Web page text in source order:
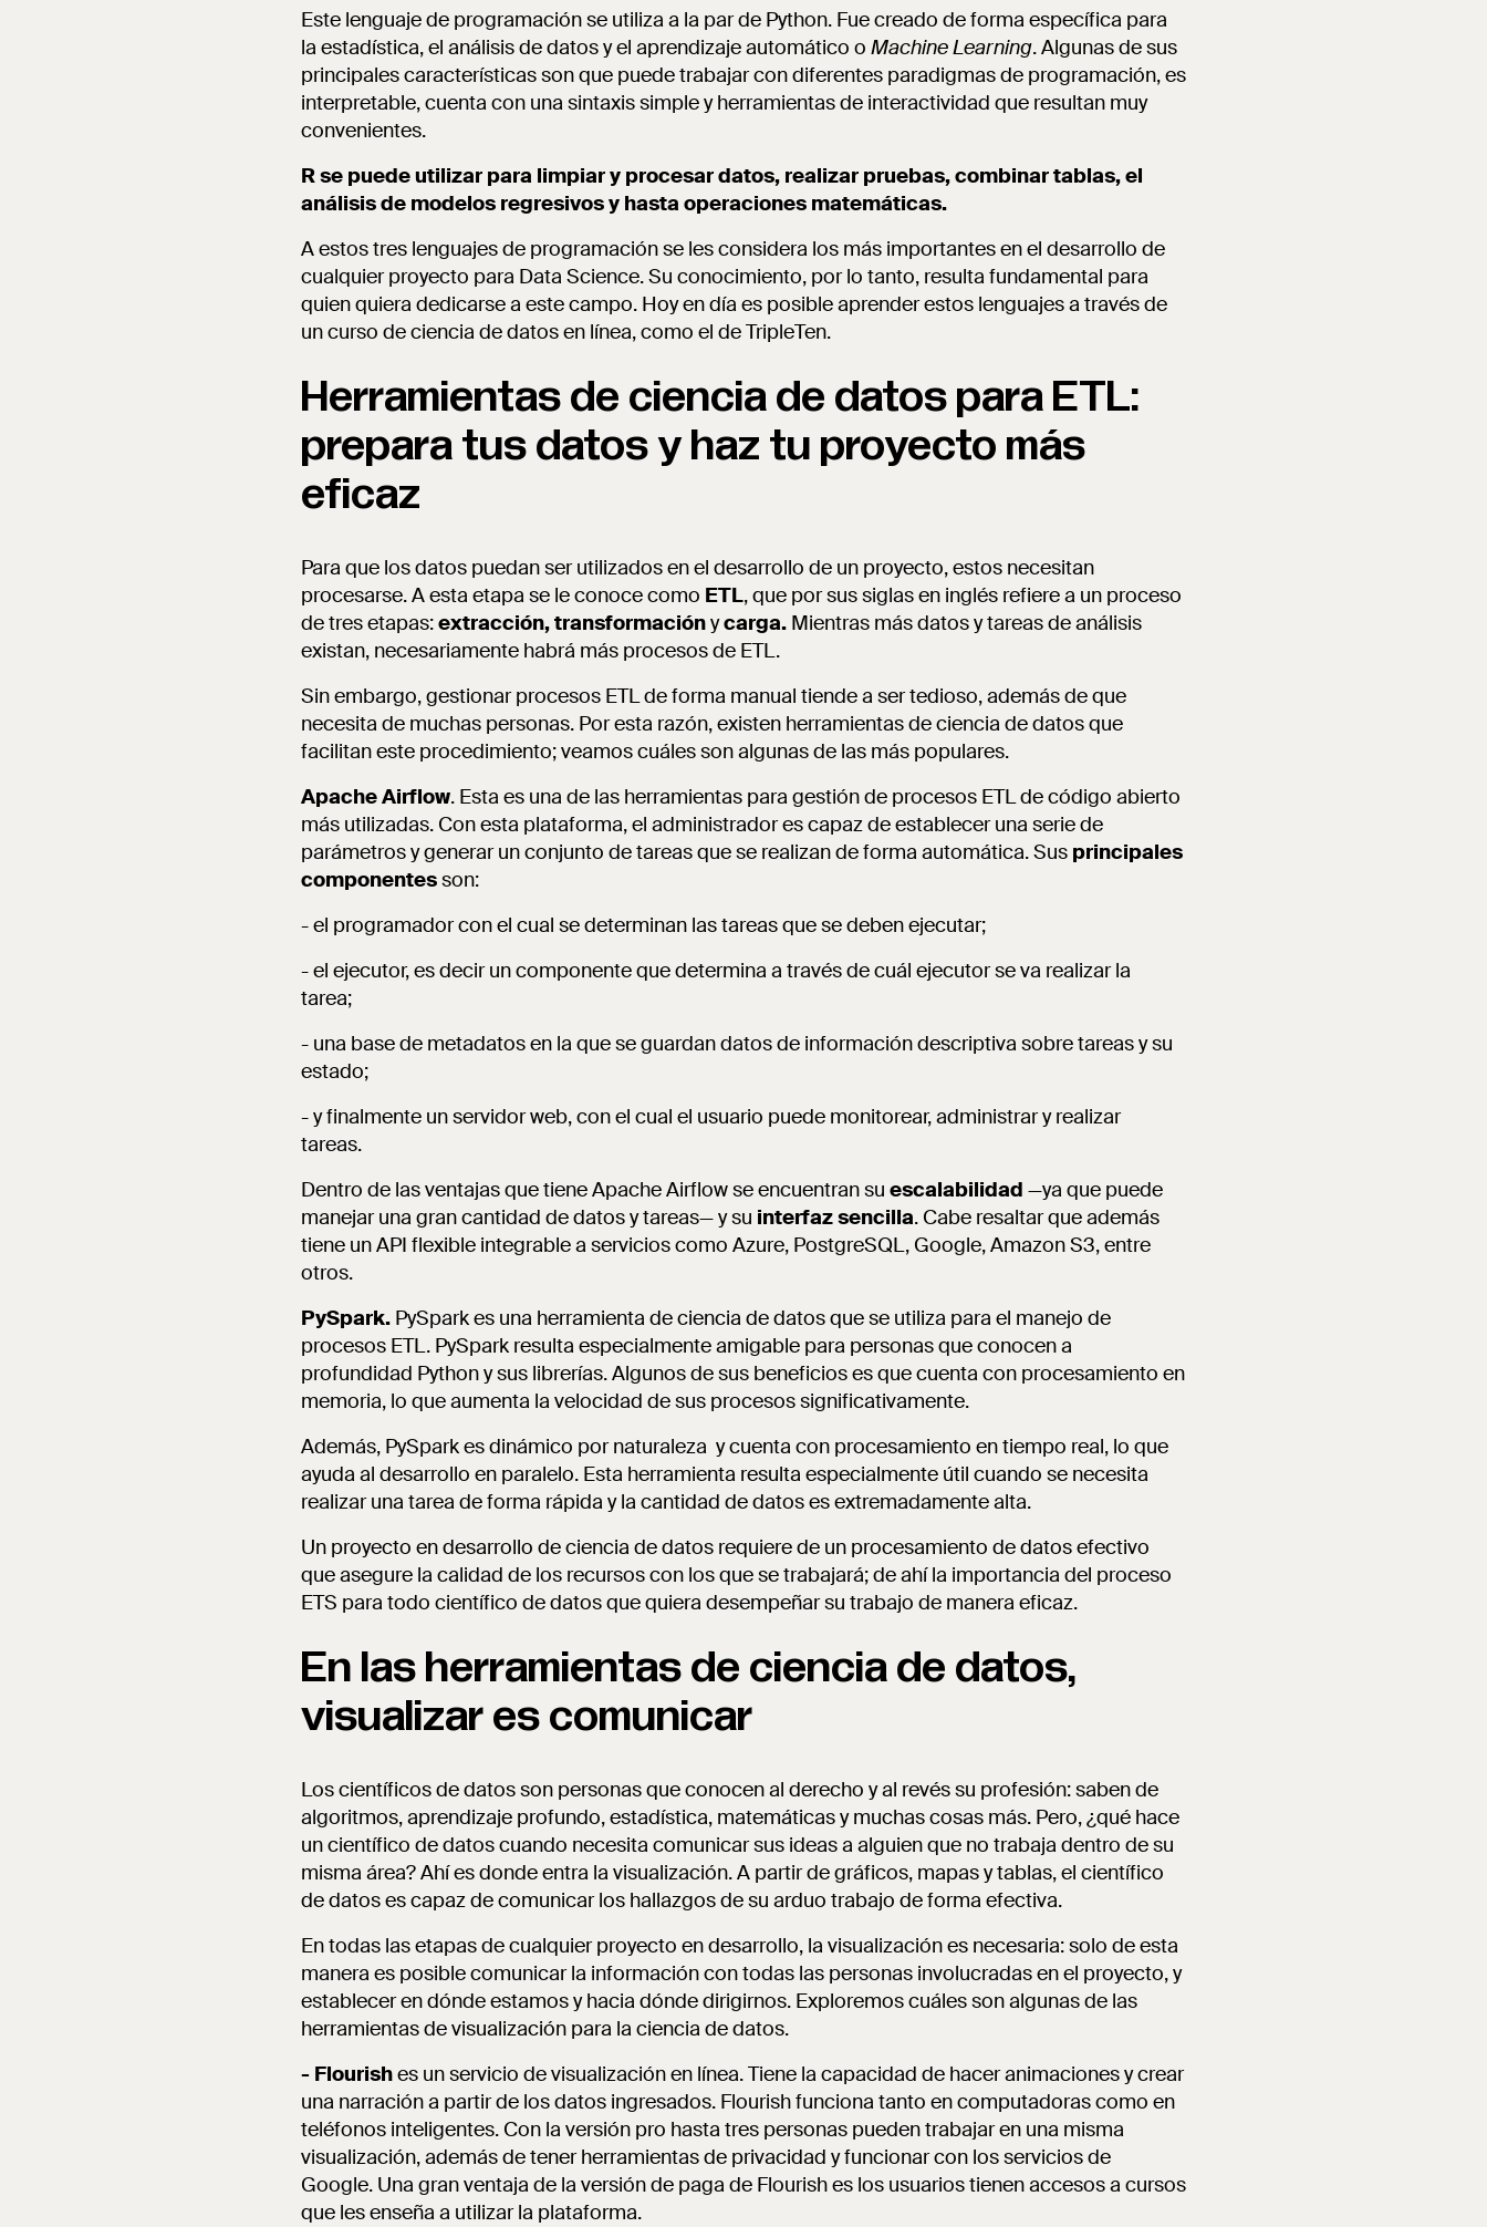
Este lenguaje de programación se utiliza a la par de Python. Fue creado de forma específica para
la estadística, el análisis de datos y el aprendizaje automático o Machine Learning. Algunas de sus
principales características son que puede trabajar con diferentes paradigmas de programación, es
interpretable, cuenta con una sintaxis simple y herramientas de interactividad que resultan muy
convenientes.
R se puede utilizar para limpiar y procesar datos, realizar pruebas, combinar tablas, el
análisis de modelos regresivos y hasta operaciones matemáticas.
A estos tres lenguajes de programación se les considera los más importantes en el desarrollo de
cualquier proyecto para Data Science. Su conocimiento, por lo tanto, resulta fundamental para
quien quiera dedicarse a este campo. Hoy en día es posible aprender estos lenguajes a través de
un curso de ciencia de datos en línea, como el de TripleTen.
Herramientas de ciencia de datos para ETL:
prepara tus datos y haz tu proyecto más
eficaz
Para que los datos puedan ser utilizados en el desarrollo de un proyecto, estos necesitan
procesarse. A esta etapa se le conoce como ETL, que por sus siglas en inglés refiere a un proceso
de tres etapas:extracción, transformaciónycarga. Mientras más datos y tareas de análisis
existan, necesariamente habrá más procesos de ETL.
Sin embargo, gestionar procesos ETL de forma manual tiende a ser tedioso, además de que
necesita de muchas personas. Por esta razón, existen herramientas de ciencia de datos que
facilitan este procedimiento; veamos cuáles son algunas de las más populares.
Apache Airflow. Esta es una de las herramientas para gestión de procesos ETL de código abierto
más utilizadas. Con esta plataforma, el administrador es capaz de establecer una serie de
parámetros y generar un conjunto de tareas que se realizan de forma automática. Sus principales
componentesson:
- el programador con el cual se determinan las tareas que se deben ejecutar;
- el ejecutor, es decir un componente que determina a través de cuál ejecutor se va realizar la
tarea;
- una base de metadatos en la que se guardan datos de información descriptiva sobre tareas y su
estado;
- y finalmente un servidor web, con el cual el usuario puede monitorear, administrar y realizar
tareas.
Dentro de las ventajas que tiene Apache Airflow se encuentran su escalabilidad —ya que puede
manejar una gran cantidad de datos y tareas— y su interfaz sencilla. Cabe resaltar que además
tiene un API flexible integrable a servicios como Azure, PostgreSQL, Google, Amazon S3, entre
otros.
PySpark. PySpark es una herramienta de ciencia de datos que se utiliza para el manejo de
procesos ETL. PySpark resulta especialmente amigable para personas que conocen a
profundidad Python y sus librerías. Algunos de sus beneficios es que cuenta con procesamiento en
memoria, lo que aumenta la velocidad de sus procesos significativamente.
Además, PySpark es dinámico por naturaleza y cuenta con procesamiento en tiempo real, lo que
ayuda al desarrollo en paralelo. Esta herramienta resulta especialmente útil cuando se necesita
realizar una tarea de forma rápida y la cantidad de datos es extremadamente alta.
Un proyecto en desarrollo de ciencia de datos requiere de un procesamiento de datos efectivo
que asegure la calidad de los recursos con los que se trabajará; de ahí la importancia del proceso
ETS para todo científico de datos que quiera desempeñar su trabajo de manera eficaz.
En las herramientas de ciencia de datos,
visualizar es comunicar
Los científicos de datos son personas que conocen al derecho y al revés su profesión: saben de
algoritmos, aprendizaje profundo, estadística, matemáticas y muchas cosas más. Pero, ¿qué hace
un científico de datos cuando necesita comunicar sus ideas a alguien que no trabaja dentro de su
misma área? Ahí es donde entra la visualización. A partir de gráficos, mapas y tablas, el científico
de datos es capaz de comunicar los hallazgos de su arduo trabajo de forma efectiva.
En todas las etapas de cualquier proyecto en desarrollo, la visualización es necesaria: solo de esta
manera es posible comunicar la información con todas las personas involucradas en el proyecto, y
establecer en dónde estamos y hacia dónde dirigirnos. Exploremos cuáles son algunas de las
herramientas de visualización para la ciencia de datos.
- Flourishes un servicio de visualización en línea. Tiene la capacidad de hacer animaciones y crear
una narracióna partir de los datos ingresados. Flourish funciona tanto en computadoras como en
teléfonos inteligentes. Con la versión pro hasta tres personas pueden trabajar en una misma
visualización, además de tener herramientas de privacidad y funcionar con los servicios de
Google. Una gran ventaja de la versión de paga de Flourish es los usuarios tienen accesos a cursos
que les enseña a utilizar la plataforma.